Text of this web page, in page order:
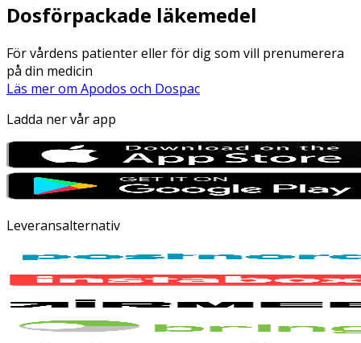
Dosförpackade läkemedel
För vårdens patienter eller för dig som vill prenumerera
på din medicin
Läs mer om Apodos och Dospac
Ladda ner vår app
Leveransalternativ